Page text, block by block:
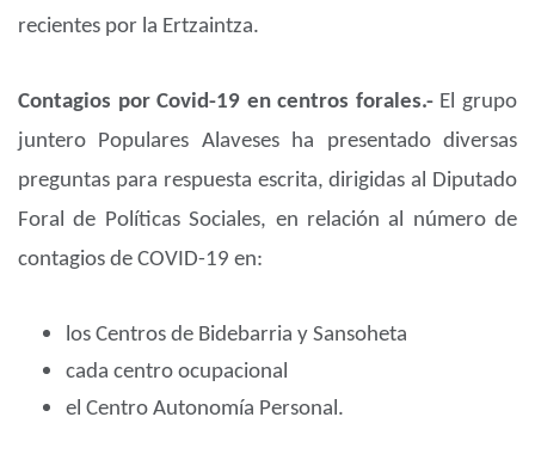
recientes por la Ertzaintza.
Contagios por Covid-19 en centros forales.- El grupo
juntero Populares Alaveses ha presentado diversas
preguntas para respuesta escrita, dirigidas al Diputado
Foral de Políticas Sociales, en relación al número de
contagios de COVID-19 en:
los Centros de Bidebarria y Sansoheta
cada centro ocupacional
el Centro Autonomía Personal.